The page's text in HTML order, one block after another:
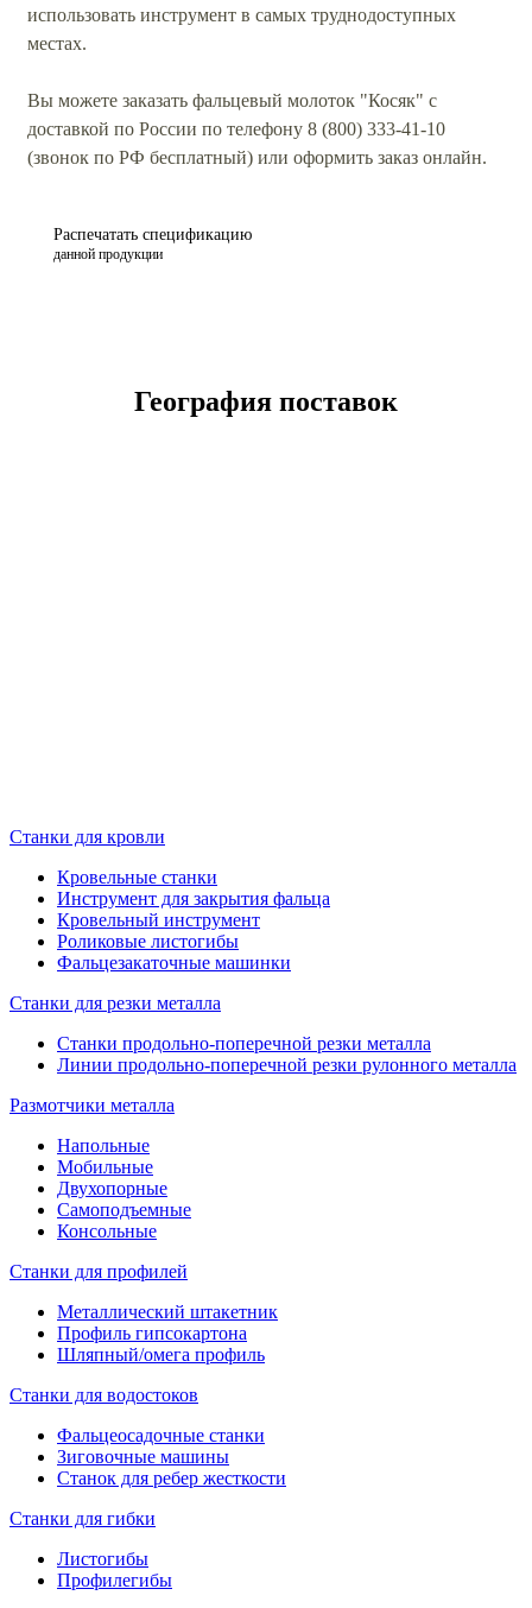
использовать инструмент в самых труднодоступных
местах.
Вы можете заказать фальцевый молоток "Косяк" с
доставкой по России по телефону 8 (800) 333-41-10
(звонок по РФ бесплатный) или оформить заказ онлайн.
Распечатать спецификацию
данной продукции
География поставок
Станки для кровли
Кровельные станки
Инструмент для закрытия фальца
Кровельный инструмент
Роликовые листогибы
Фальцезакаточные машинки
Станки для резки металла
Станки продольно-поперечной резки металла
Линии продольно-поперечной резки рулонного металла
Размотчики металла
Напольные
Мобильные
Двухопорные
Самоподъемные
Консольные
Станки для профилей
Металлический штакетник
Профиль гипсокартона
Шляпный/омега профиль
Станки для водостоков
Фальцеосадочные станки
Зиговочные машины
Станок для ребер жесткости
Станки для гибки
Листогибы
Профилегибы